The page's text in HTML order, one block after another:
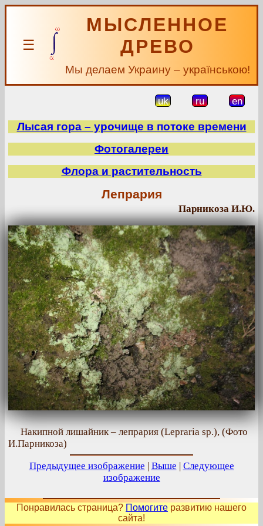
☰
МЫСЛЕННОЕ
ДРЕВО
Мы делаем Украину – українською!
uk ru en
Лысая гора – урочище в потоке времени
Фотогалереи
Флора и растительность
Лепрария
Парникоза И.Ю.
Накипной лишайник – лепрария (Lepraria sp.), (Фото
И.Парникоза)
Предыдущее изображение | Выше | Следующее
изображение
Понравилась страница? Помогите развитию нашего
сайта!